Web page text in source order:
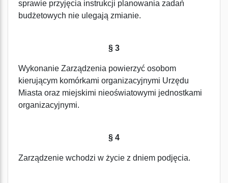
sprawie przyjęcia instrukcji planowania zadań
budżetowych nie ulegają zmianie.
§ 3
Wykonanie Zarządzenia powierzyć osobom
kierującym komórkami organizacyjnymi Urzędu
Miasta oraz miejskimi nieoświatowymi jednostkami
organizacyjnymi.
§ 4
Zarządzenie wchodzi w życie z dniem podjęcia.